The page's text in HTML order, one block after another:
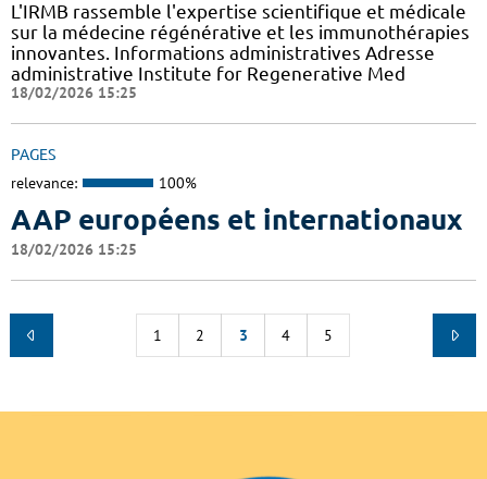
L'IRMB rassemble l'expertise scientifique et médicale
sur la médecine régénérative et les immunothérapies
innovantes. Informations administratives Adresse
administrative Institute for Regenerative Med
18/02/2026 15:25
PAGES
relevance: 100%
AAP européens et internationaux
18/02/2026 15:25
1 2 3 4 5